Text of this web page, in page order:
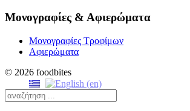
Μονογραφίες & Αφιερώματα
Μονογραφίες Τροφίμων
Αφιερώματα
© 2026 foodbites